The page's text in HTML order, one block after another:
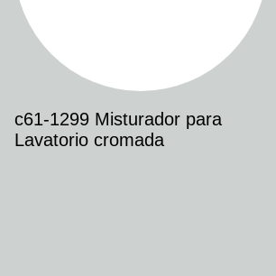
c61-1299 Misturador para
Lavatorio cromada